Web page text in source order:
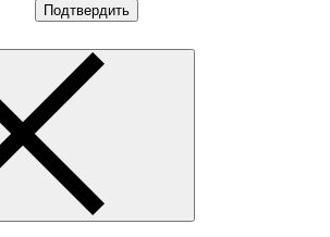
Подтвердить